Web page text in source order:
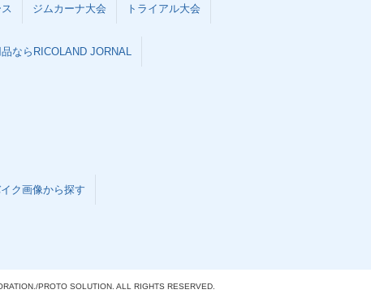
ジムカーナ大会 トライアル大会
ならRICOLAND JORNAL
ク画像から探す
PROTO SOLUTION. ALL RIGHTS RESERVED.